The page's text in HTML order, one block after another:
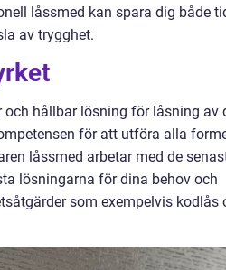
låssmed kan spara dig både
av trygghet.
och hållbar lösning för låsning av
för att utföra alla
låssmed arbetar med de
lösningarna för dina behov och
som exempelvis kodlås